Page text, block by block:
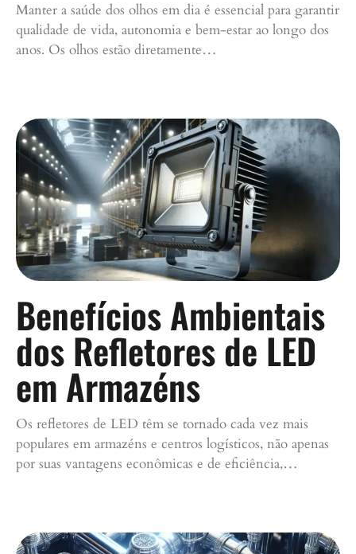
Manter a saúde dos olhos em dia é essencial para garantir
qualidade de vida, autonomia e bem-estar ao longo dos
anos. Os olhos estão diretamente…
Benefícios Ambientais
dos Refletores de LED
em Armazéns
Os refletores de LED têm se tornado cada vez mais
populares em armazéns e centros logísticos, não apenas
por suas vantagens econômicas e de eficiência,…